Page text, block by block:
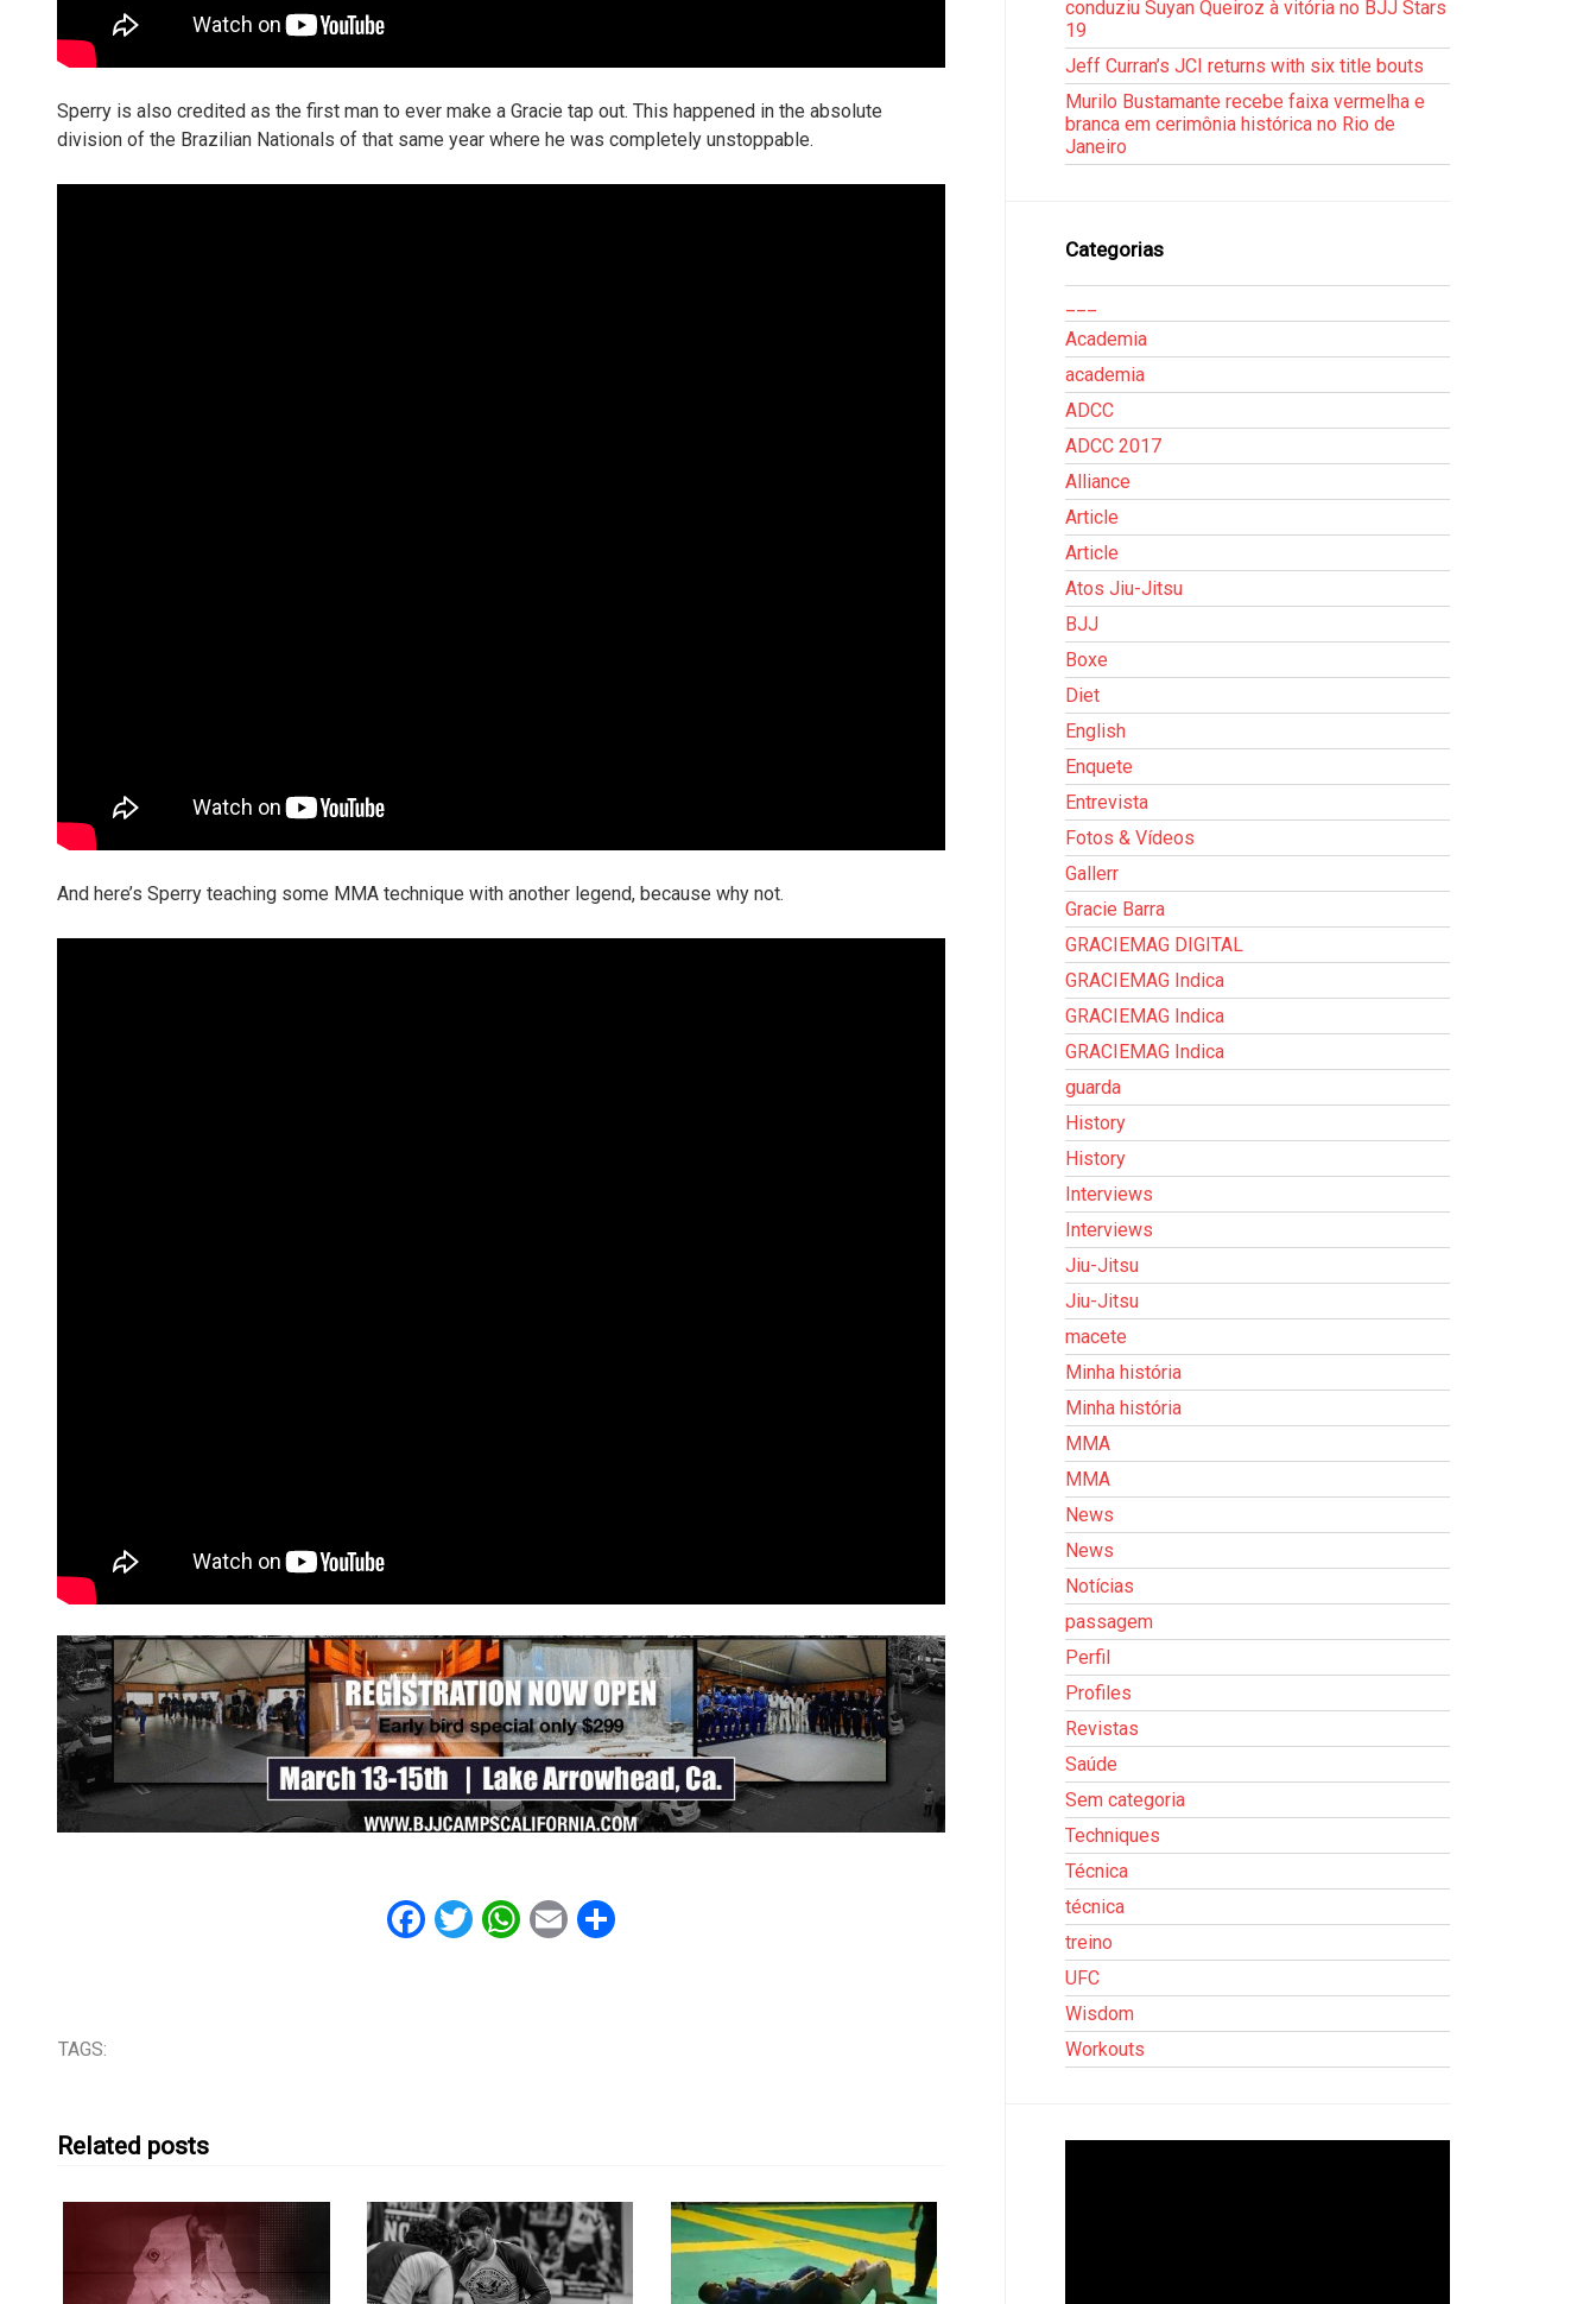
Sperry is also credited as the first man to ever make a Gracie tap out. This happened in the absolute
division of the Brazilian Nationals of that same year where he was completely unstoppable.
And here’s Sperry teaching some MMA technique with another legend, because why not.
Facebook
Twitter
WhatsApp
EmailShare
TAGS:
Related posts
conduziu Suyan Queiroz à vitória no BJJ Stars
19
Jeff Curran’s JCI returns with six title bouts
Murilo Bustamante recebe faixa vermelha e
branca em cerimônia histórica no Rio de
Janeiro
Categorias
Academia
academia
ADCC
ADCC 2017
Alliance
Article
Article
Atos Jiu-Jitsu
BJJ
Boxe
Diet
English
Enquete
Entrevista
Fotos & Vídeos
Gallerr
Gracie Barra
GRACIEMAG DIGITAL
GRACIEMAG Indica
GRACIEMAG Indica
GRACIEMAG Indica
guarda
History
History
Interviews
Interviews
Jiu-Jitsu
Jiu-Jitsu
macete
Minha história
Minha história
MMA
MMA
News
News
Notícias
passagem
Perfil
Profiles
Revistas
Saúde
Sem categoria
Techniques
Técnica
técnica
treino
UFC
Wisdom
Workouts